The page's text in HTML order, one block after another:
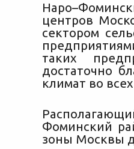
центров
сектором
таких
достаточно
климат во
Фоминский
зоны Москвы